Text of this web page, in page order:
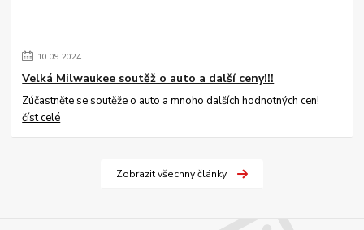
10.09.2024
Velká Milwaukee soutěž o auto a další ceny!!!
Zúčastněte se soutěže o auto a mnoho dalších hodnotných cen!
číst celé
Zobrazit všechny články